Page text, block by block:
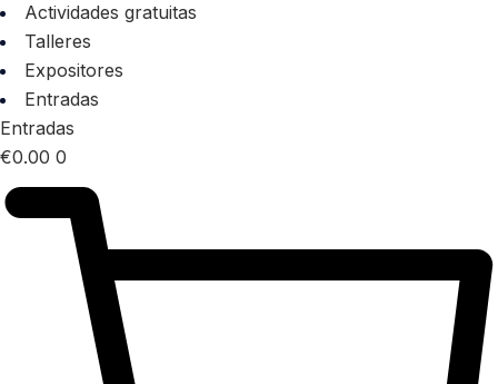
Actividades gratuitas
Talleres
Expositores
Entradas
Entradas
€0.00 0